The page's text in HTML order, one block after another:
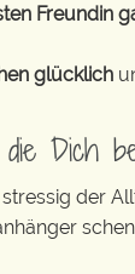
Freundin
glücklich
Dich
der